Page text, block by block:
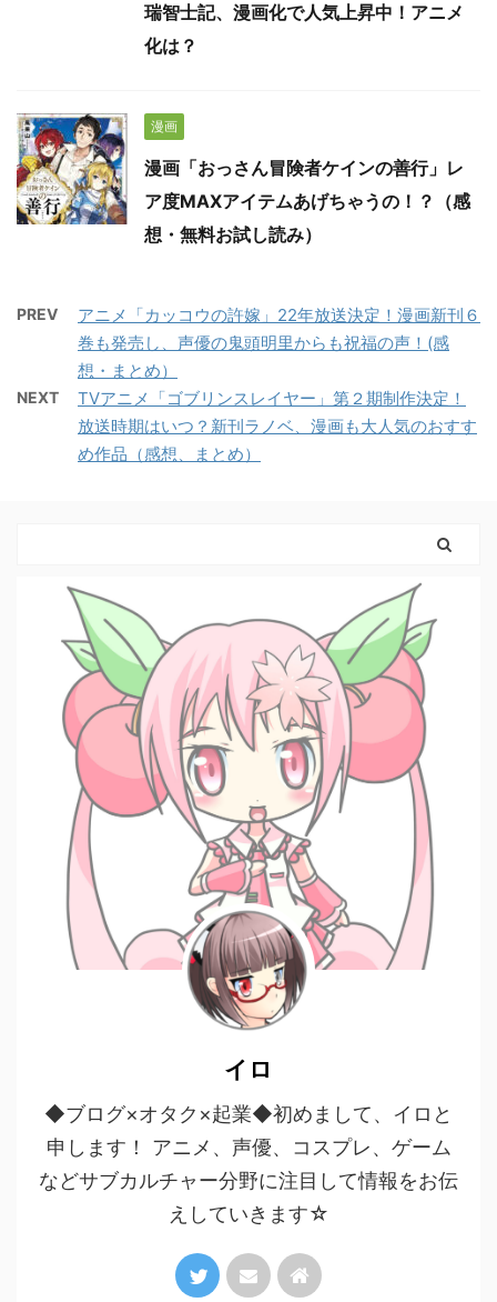
瑞智士記、漫画化で人気上昇中！アニメ
化は？
漫画
漫画「おっさん冒険者ケインの善行」レ
ア度MAXアイテムあげちゃうの！？（感
想・無料お試し読み）
PREV
アニメ「カッコウの許嫁」22年放送決定！漫画新刊６
巻も発売し、声優の鬼頭明里からも祝福の声！(感
想・まとめ）
NEXT
TVアニメ「ゴブリンスレイヤー」第２期制作決定！
放送時期はいつ？新刊ラノベ、漫画も大人気のおすす
め作品（感想、まとめ）
イロ
◆ブログ×オタク×起業◆初めまして、イロと
申します！ アニメ、声優、コスプレ、ゲーム
などサブカルチャー分野に注目して情報をお伝
えしていきます☆